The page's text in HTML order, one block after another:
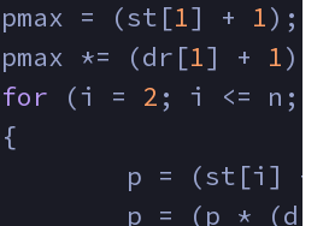
	pmax = (st[
1] + 1);
	pmax *= (dr[
1] + 1);
for (i = 2 ; i <= n;
	{
p = (st[i]
p = (p *